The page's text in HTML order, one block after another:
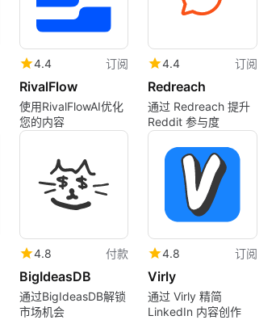
4.4 订阅
RivalFlow
使用RivalFlowAI优化
您的内容
4.4 订阅
Redreach
通过 Redreach 提升
Reddit 参与度
4.8 付款
BigIdeasDB
通过BigIdeasDB解锁
市场机会
4.8 订阅
Virly
通过 Virly 精简
LinkedIn 内容创作